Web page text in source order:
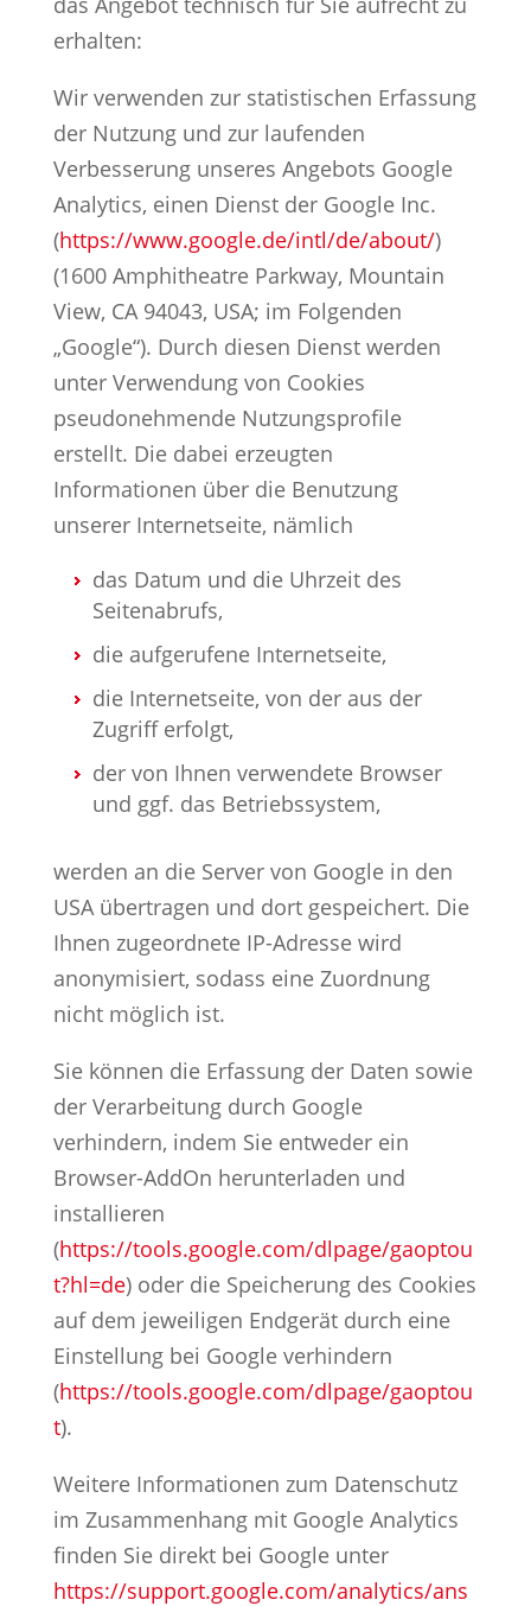
erhalten:
Wir verwenden zur statistischen Erfassung
der Nutzung und zur laufenden
Verbesserung unseres Angebots Google
Analytics, einen Dienst der Google Inc.
(https://www.google.de/intl/de/about/)
(1600 Amphitheatre Parkway, Mountain
View, CA 94043, USA; im Folgenden
„Google“). Durch diesen Dienst werden
unter Verwendung von Cookies
pseudonehmende Nutzungsprofile
erstellt. Die dabei erzeugten
Informationen über die Benutzung
unserer Internetseite, nämlich
das Datum und die Uhrzeit des
Seitenabrufs,
die aufgerufene Internetseite,
die Internetseite, von der aus der
Zugriff erfolgt,
der von Ihnen verwendete Browser
und ggf. das Betriebssystem,
werden an die Server von Google in den
USA übertragen und dort gespeichert. Die
Ihnen zugeordnete IP-Adresse wird
anonymisiert, sodass eine Zuordnung
nicht möglich ist.
Sie können die Erfassung der Daten sowie
der Verarbeitung durch Google
verhindern, indem Sie entweder ein
Browser-AddOn herunterladen und
installieren
(https://tools.google.com/dlpage/gaoptou
t?hl=de) oder die Speicherung des Cookies
auf dem jeweiligen Endgerät durch eine
Einstellung bei Google verhindern
(https://tools.google.com/dlpage/gaoptou
t).
Weitere Informationen zum Datenschutz
im Zusammenhang mit Google Analytics
finden Sie direkt bei Google unter
https://support.google.com/analytics/ans